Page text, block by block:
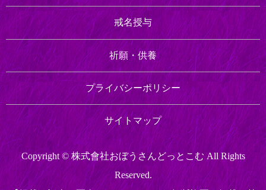
戒名授与
祈願・供養
プライバシーポリシー
サイトマップ
Copyright © 株式會社おぼうさんどっとこむ All Rights
Reserved.